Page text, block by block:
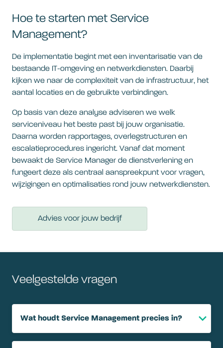
Hoe te starten met Service
Management?
De implementatie begint met een inventarisatie van de
bestaande IT-omgeving en netwerkdiensten. Daarbij
kijken we naar de complexiteit van de infrastructuur, het
aantal locaties en de gebruikte verbindingen.
Op basis van deze analyse adviseren we welk
serviceniveau het beste past bij jouw organisatie.
Daarna worden rapportages, overlegstructuren en
escalatieprocedures ingericht. Vanaf dat moment
bewaakt de Service Manager de dienstverlening en
fungeert deze als centraal aanspreekpunt voor vragen,
wijzigingen en optimalisaties rond jouw netwerkdiensten.
Advies voor jouw bedrijf
Veelgestelde vragen
Wat houdt Service Management precies in?